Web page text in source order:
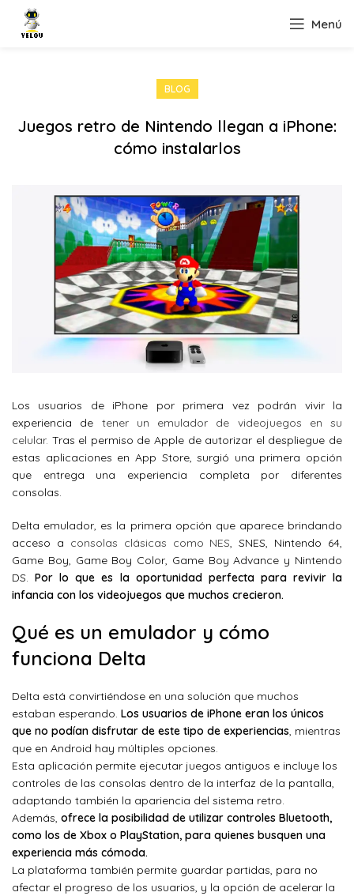
Menú
BLOG
Juegos retro de Nintendo llegan a iPhone:
cómo instalarlos
Los usuarios de iPhone por primera vez podrán vivir la
experiencia de tener un emulador de videojuegos en su
celular. Tras el permiso de Apple de autorizar el despliegue de
estas aplicaciones en App Store, surgió una primera opción
que entrega una experiencia completa por diferentes
consolas.
Delta emulador, es la primera opción que aparece brindando
acceso a consolas clásicas como NES, SNES, Nintendo 64,
Game Boy, Game Boy Color, Game Boy Advance y Nintendo
DS.Por lo que es la oportunidad perfecta para revivir la
infancia con los videojuegos que muchos crecieron.
Qué es un emulador y cómo
funciona Delta
Delta está convirtiéndose en una solución que muchos
estaban esperando. Los usuarios de iPhone eran los únicos
que no podían disfrutar de este tipo de experiencias, mientras
que en Android hay múltiples opciones.
Esta aplicación permite ejecutar juegos antiguos e incluye los
controles de las consolas dentro de la interfaz de la pantalla,
adaptando también la apariencia del sistema retro.
Además, ofrece la posibilidad de utilizar controles Bluetooth,
como los de Xbox o PlayStation, para quienes busquen una
experiencia más cómoda.
La plataforma también permite guardar partidas, para no
afectar el progreso de los usuarios, y la opción de acelerar la